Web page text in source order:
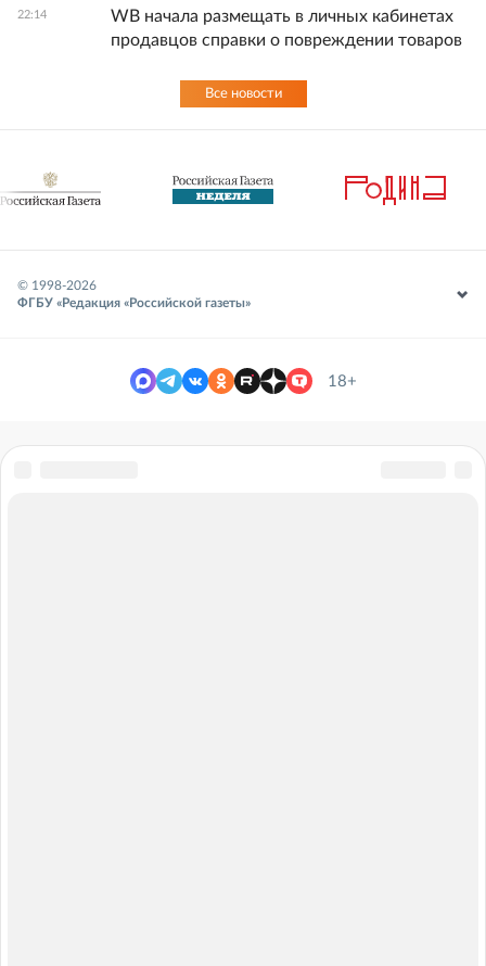
22:14
WB начала размещать в личных кабинетах
продавцов справки о повреждении товаров
Все новости
© 1998-2026
ФГБУ «Редакция «Российской газеты»
18+